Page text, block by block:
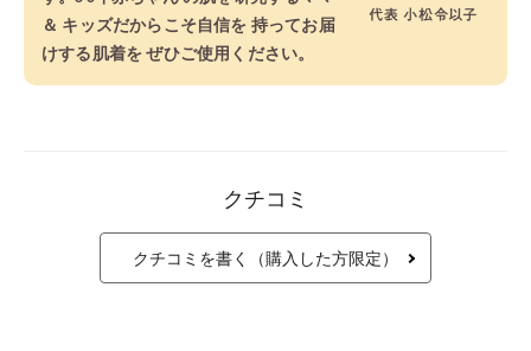
クチコミ
クチコミを書く（購入した方限定）